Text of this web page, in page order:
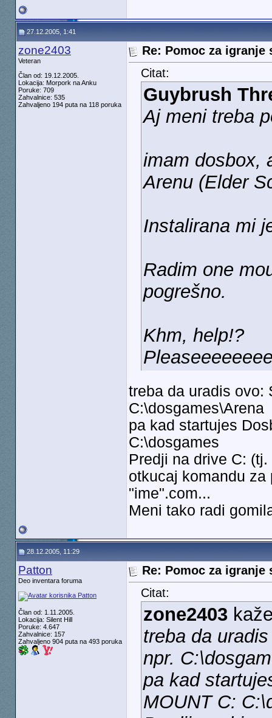
27.12.2005, 1:41
zone2403
Veteran
Član od: 19.12.2005.
Lokacija: Morpork na Anku
Poruke: 709
Zahvalnice: 535
Zahvaljeno 194 puta na 118 poruka
Re: Pomoc za igranje
Citat:
Guybrush
Aj meni treba
imam dosbox,
Arenu (Elder
Instalirana mi
Radim one
pogrešno.
Khm, help!?
treba da uradis ovo:
C:\dosgames\Arena
pa kad startujes
C:\dosgames
Predji na drive C:
otkucaj komandu
"ime".com...
Meni tako radi
28.12.2005, 11:29
Patton
Deo inventara foruma
Član od: 1.11.2005.
Lokacija: Silent Hill
Poruke: 4.647
Zahvalnice: 157
Zahvaljeno 904 puta na 493 poruka
Re: Pomoc za igranje
Citat:
zone2403
treba da
npr.
pa kad
MOUNT C: